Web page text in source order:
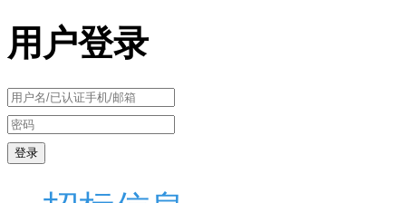
用户登录
登录